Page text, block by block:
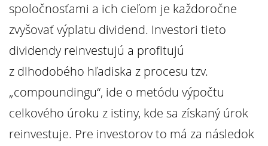
spoločnosťami a ich cieľom je každoročne
zvyšovať výplatu dividend. Investori tieto
dividendy reinvestujú a profitujú
z dlhodobého hľadiska z procesu tzv.
„compoundingu“, ide o metódu výpočtu
celkového úroku z istiny, kde sa získaný úrok
reinvestuje. Pre investorov to má za následok